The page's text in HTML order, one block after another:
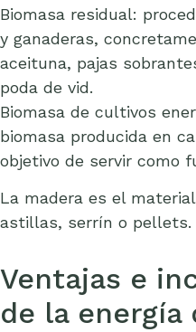
Biomasa residual:
y ganaderas,
aceituna, pajas
poda de vid.
Biomasa de cultivos
biomasa producida en
objetivo de servir como
La madera es el
astillas, serrín o pellets.
Ventajas e
de la energía